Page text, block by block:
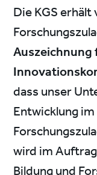
Die KGS
dass unser
Entwicklung
wird im